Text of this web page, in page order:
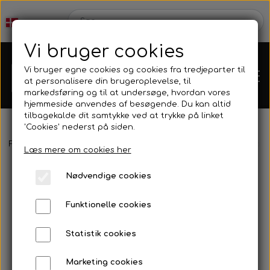
Webshop
Produkt Nyheder
Tilbud
Kleinsub
Billedgalleri
Forside
Vi bruger cookies
Vi bruger egne cookies og cookies fra tredjeparter til
at personalisere din brugeroplevelse, til
markedsføring og til at undersøge, hvordan vores
hjemmeside anvendes af besøgende. Du kan altid
tilbagekalde dit samtykke ved at trykke på linket
'Cookies' nederst på siden.
Læs mere om cookies her
Nødvendige cookies
Funktionelle cookies
Statistik cookies
Marketing cookies